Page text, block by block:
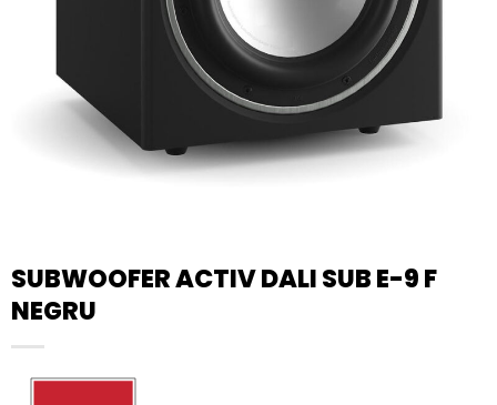
SUBWOOFER ACTIV DALI SUB E-9 F
NEGRU